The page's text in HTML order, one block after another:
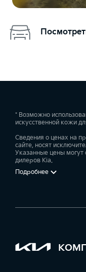
* Возможно
искусственной кожи
Сведения о ценах на
сайте, носят
Указанные цены могут
дилеров Kia.
Подробнее